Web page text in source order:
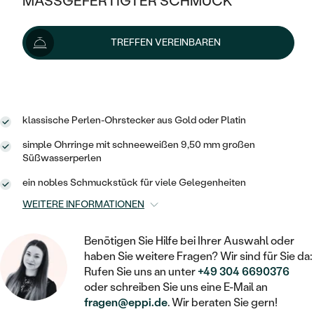
KLASSISCH
MEMOIRE
V-FORM
VINTAGE
GEHÄMMERTE
VON HAND GRAVIERTE
MIT MEHREREN DIAMANTEN
HALO
VINTAGE
IM SET
AUSSERGEWÖHNLICH
GESTALTE EINEN RING
WÄHLE EINEN RING
DIAMANTEN ZUM EINFASSEN
AUSVERKAUF
WENN SCHMUCK HILFT
ANHÄNGER / KETTEN
ARMBÄNDER
SCHMUCKSET
HERRENSCHMUCK
PLATIN
OHRSTECKER
CREOLEN
MINIMALISTISCHE
SOLITÄR
HERZ
GOLD
SILBER
SOLITÄR
ZUR GEBURT EINES KINDES
PERSONALISIERT
MIT STERNZEICHEN
MINIMALISTISCH
AUSVERKAUF
SILBER
MEMOIRE
MINIMALISTISCHE
TREFFEN VEREINBAREN
Lieferoptionen
klassische Perlen-Ohrstecker aus Gold oder Platin
simple Ohrringe mit schneeweißen 9,50 mm großen
Süßwasserperlen
ein nobles Schmuckstück für viele Gelegenheiten
WEITERE INFORMATIONEN
Benötigen Sie Hilfe bei Ihrer Auswahl oder
haben Sie weitere Fragen? Wir sind für Sie da:
Rufen Sie uns an unter+49 304 6690376
oder schreiben Sie uns eine E-Mail an
fragen@eppi.de. Wir beraten Sie gern!